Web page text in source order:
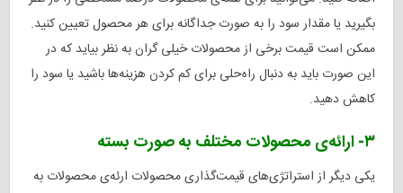
بگیرید یا مقدار سود را به صورت جداگانه برای هر محصول تعیین کنید.
ممکن است قیمت برخی از محصولات خیلی گران به نظر بیاید که در
این صورت باید به دنبال راه‌حلی برای کم کردن هزینه‌ها باشید یا سود را
کاهش دهید.
۳- ارائه‌ی محصولات مختلف به صورت بسته
یکی دیگر از استراتژی‌های قیمت‌گذاری محصولات ارئه‌ی محصولات به